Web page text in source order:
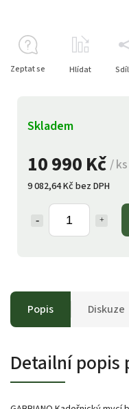
10 990 Kč / ks
9 082,64 Kč bez DPH
Skladem
Zeptat se Hlídat
Popis Diskuze
Detailní popis